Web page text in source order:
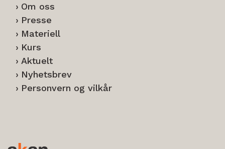
Om oss
Presse
Materiell
Kurs
Aktuelt
Nyhetsbrev
Personvern og vilkår